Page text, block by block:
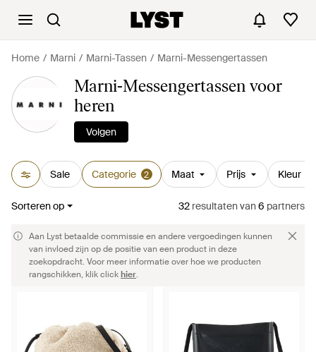
Home Marni Marni-Tassen Marni-Messengertassen
Marni-Messengertassen voor
heren
Volgen
Sale Categorie 2 Maat Prijs Kleur
Sorteren op 32 resultatenvan6 partners
Aan Lyst betaalde commissie en andere vergoedingen kunnen
van invloed zijn op de positie van een product in deze
zoekopdracht. Voor meer informatie over hoe we producten
rangschikken, klik clickhier.